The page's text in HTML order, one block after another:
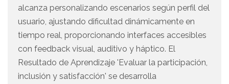
alcanza personalizando escenarios según perfil del
usuario, ajustando dificultad dinámicamente en
tiempo real, proporcionando interfaces accesibles
con feedback visual, auditivo y háptico. El
Resultado de Aprendizaje 'Evaluar la participación,
inclusión y satisfacción' se desarrolla